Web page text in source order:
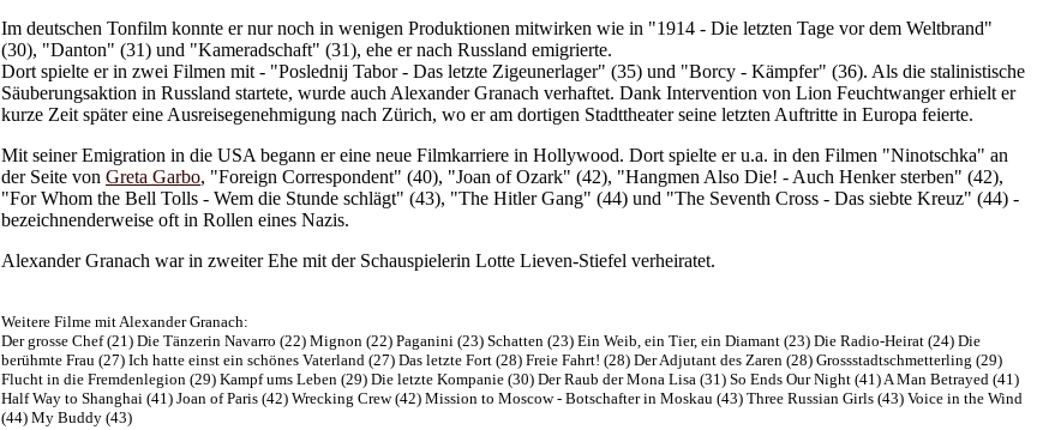
Im deutschen Tonfilm konnte er nur noch in wenigen Produktionen mitwirken wie in "1914 - Die letzten Tage vor dem Weltbrand"
(30), "Danton" (31) und "Kameradschaft" (31), ehe er nach Russland emigrierte.
Dort spielte er in zwei Filmen mit - "Poslednij Tabor - Das letzte Zigeunerlager" (35) und "Borcy - Kämpfer" (36). Als die stalinistische
Säuberungsaktion in Russland startete, wurde auch Alexander Granach verhaftet. Dank Intervention von Lion Feuchtwanger erhielt er
kurze Zeit später eine Ausreisegenehmigung nach Zürich, wo er am dortigen Stadttheater seine letzten Auftritte in Europa feierte.
Mit seiner Emigration in die USA begann er eine neue Filmkarriere in Hollywood. Dort spielte er u.a. in den Filmen "Ninotschka" an
der Seite von Greta Garbo, "Foreign Correspondent" (40), "Joan of Ozark" (42), "Hangmen Also Die! - Auch Henker sterben" (42),
"For Whom the Bell Tolls - Wem die Stunde schlägt" (43), "The Hitler Gang" (44) und "The Seventh Cross - Das siebte Kreuz" (44) -
bezeichnenderweise oft in Rollen eines Nazis.
Alexander Granach war in zweiter Ehe mit der Schauspielerin Lotte Lieven-Stiefel verheiratet.
Weitere Filme mit Alexander Granach:
Der grosse Chef (21) Die Tänzerin Navarro (22) Mignon (22) Paganini (23) Schatten (23) Ein Weib, ein Tier, ein Diamant (23) Die Radio-Heirat (24) Die
berühmte Frau (27) Ich hatte einst ein schönes Vaterland (27) Das letzte Fort (28) Freie Fahrt! (28) Der Adjutant des Zaren (28) Grossstadtschmetterling (29)
Flucht in die Fremdenlegion (29) Kampf ums Leben (29) Die letzte Kompanie (30) Der Raub der Mona Lisa (31) So Ends Our Night (41) A Man Betrayed (41)
Half Way to Shanghai (41) Joan of Paris (42) Wrecking Crew (42) Mission to Moscow - Botschafter in Moskau (43) Three Russian Girls (43) Voice in the Wind
(44) My Buddy (43)